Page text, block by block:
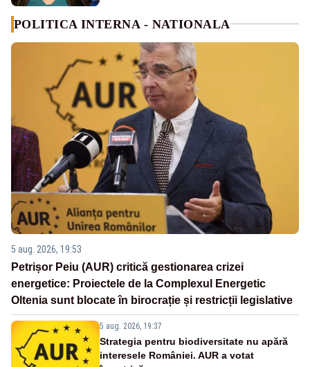
POLITICA INTERNA - NATIONALA
5 aug. 2026, 19:53
Petrișor Peiu (AUR) critică gestionarea crizei
energetice: Proiectele de la Complexul Energetic
Oltenia sunt blocate în birocrație și restricții legislative
5 aug. 2026, 19:37
Strategia pentru biodiversitate nu apără
interesele României. AUR a votat